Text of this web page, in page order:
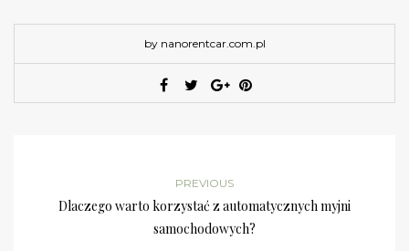
by nanorentcar.com.pl
PREVIOUS
Dlaczego warto korzystać z automatycznych myjni
samochodowych?